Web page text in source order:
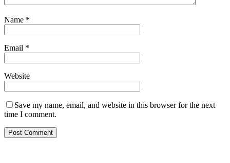
Name *
Email *
Website
Save my name, email, and website in this browser for the next
time I comment.